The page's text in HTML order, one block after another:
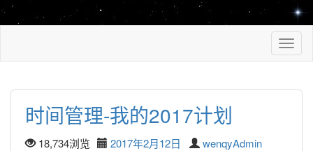
时间管理-我的2017计划
18,734浏览 2017年2月12日 wenqyAdmin